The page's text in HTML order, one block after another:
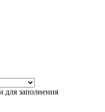
для заполнения